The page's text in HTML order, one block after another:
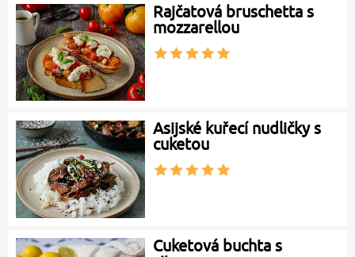
Rajčatová bruschetta s
mozzarellou
Asijské kuřecí nudličky s
cuketou
Cuketová buchta s